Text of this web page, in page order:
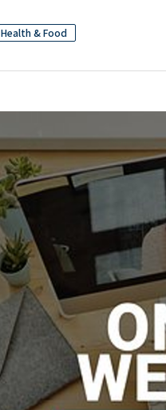
ALL
お知らせ
新刊情報
掲載情報
インタビュー
セミナー情報
TPCジャーナル
Health & Food